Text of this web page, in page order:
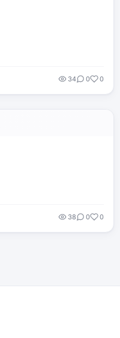
34 0 0
38 0 0